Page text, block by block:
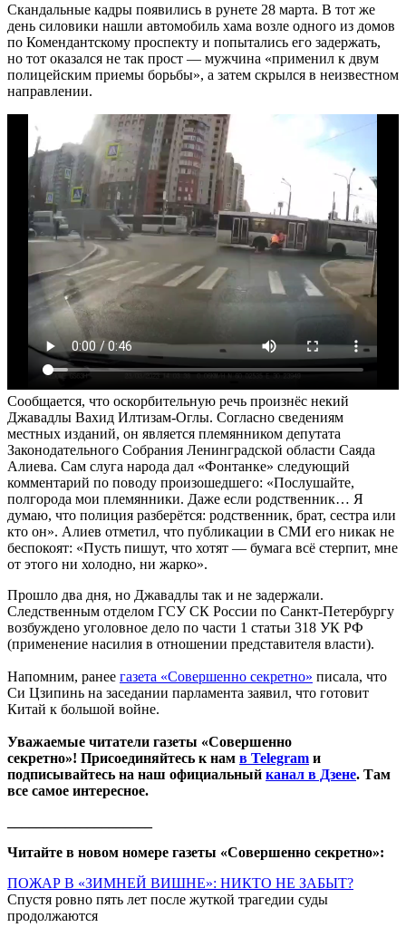
Скандальные кадры появились в рунете 28 марта. В тот же
день силовики нашли автомобиль хама возле одного из домов
по Комендантскому проспекту и попытались его задержать,
но тот оказался не так прост — мужчина «применил к двум
полицейским приемы борьбы», а затем скрылся в неизвестном
направлении.
Сообщается, что оскорбительную речь произнёс некий
Джавадлы Вахид Илтизам-Оглы. Согласно сведениям
местных изданий, он является племянником депутата
Законодательного Собрания Ленинградской области Саяда
Алиева. Сам слуга народа дал «Фонтанке» следующий
комментарий по поводу произошедшего: «Послушайте,
полгорода мои племянники. Даже если родственник… Я
думаю, что полиция разберётся: родственник, брат, сестра или
кто он». Алиев отметил, что публикации в СМИ его никак не
беспокоят: «Пусть пишут, что хотят — бумага всё стерпит, мне
от этого ни холодно, ни жарко».
Прошло два дня, но Джавадлы так и не задержали.
Следственным отделом ГСУ СК России по Санкт-Петербургу
возбуждено уголовное дело по части 1 статьи 318 УК РФ
(применение насилия в отношении представителя власти).
Напомним, ранее газета «Совершенно секретно» писала, что
Си Цзипинь на заседании парламента заявил, что готовит
Китай к большой войне.
Уважаемые читатели газеты «Совершенно
секретно»! Присоединяйтесь к нам в Telegram и
подписывайтесь на наш официальный канал в Дзене. Там
все самое интересное.
Читайте в новом номере газеты «Совершенно секретно»:
ПОЖАР В «ЗИМНЕЙ ВИШНЕ»: НИКТО НЕ ЗАБЫТ?
Спустя ровно пять лет после жуткой трагедии суды
продолжаются